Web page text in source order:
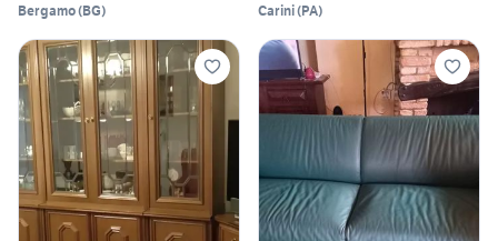
Bergamo(BG) Carini(PA)